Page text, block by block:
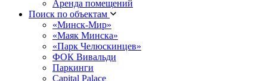
Аренда помещений
Поиск по объектам
«Минск-Мир»
«Маяк Минска»
«Парк Челюскинцев»
ФОК Вивальди
Паркинги
Capital Palace